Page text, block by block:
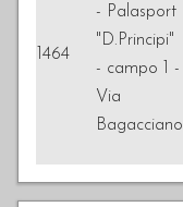
1464
- Palasport
"D.Principi"
- campo 1 -
Via
Bagacciano